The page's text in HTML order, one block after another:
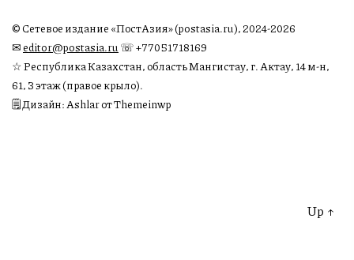
© Сетевое издание «ПостАзия» (postasia.ru), 2024-2026
✉︎editor@postasia.ru ☏ +77051718169
☆ Республика Казахстан, область Мангистау, г. Актау, 14 м-н,
61, 3 этаж (правое крыло).
🗒 Дизайн: Ashlar от Themeinwp
Up ↑